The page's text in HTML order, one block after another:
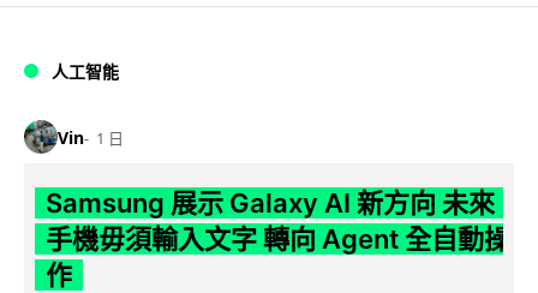
人工智能
Vin 1 日
Samsung 展示 Galaxy AI 新方向 未來
手機毋須輸入文字 轉向 Agent 全自動操
作